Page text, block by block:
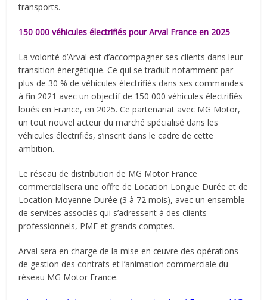
transports.
150 000 véhicules électrifiés pour Arval France en 2025
La volonté d’Arval est d’accompagner ses clients dans leur
transition énergétique. Ce qui se traduit notamment par
plus de 30 % de véhicules électrifiés dans ses commandes
à fin 2021 avec un objectif de 150 000 véhicules électrifiés
loués en France, en 2025. Ce partenariat avec MG Motor,
un tout nouvel acteur du marché spécialisé dans les
véhicules électrifiés, s’inscrit dans le cadre de cette
ambition.
Le réseau de distribution de MG Motor France
commercialisera une offre de Location Longue Durée et de
Location Moyenne Durée (3 à 72 mois), avec un ensemble
de services associés qui s’adressent à des clients
professionnels, PME et grands comptes.
Arval sera en charge de la mise en œuvre des opérations
de gestion des contrats et l’animation commerciale du
réseau MG Motor France.